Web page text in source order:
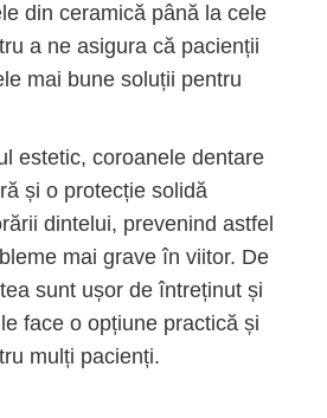
din ceramică până la cele
a ne asigura că pacienții
mai bune soluții pentru
estetic, coroanele dentare
și o protecție solidă
dintelui, prevenind astfel
mai grave în viitor. De
sunt ușor de întreținut și
face o opțiune practică și
mulți pacienți.